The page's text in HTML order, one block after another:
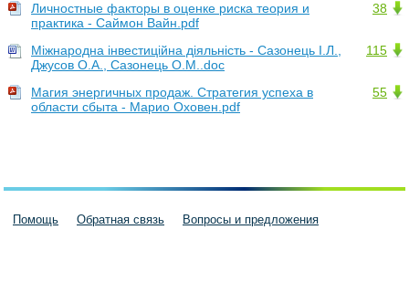
38
Личностные факторы в оценке риска теория и
практика - Саймон Вайн.pdf
115
Міжнародна інвестиційна діяльність - Сазонець І.Л.,
Джусов О.А., Сазонець О.М..doc
55
Магия энергичных продаж. Стратегия успеха в
области сбыта - Марио Оховен.pdf
Помощь Обратная связь Вопросы и предложения